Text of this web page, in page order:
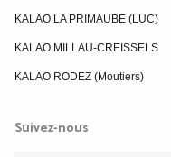
KALAO LA PRIMAUBE (LUC)
KALAO MILLAU-CREISSELS
KALAO RODEZ (Moutiers)
Suivez-nous